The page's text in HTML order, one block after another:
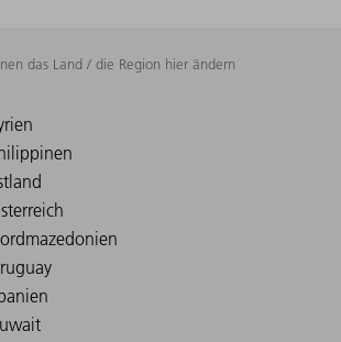
das Land / die Region hier ändern